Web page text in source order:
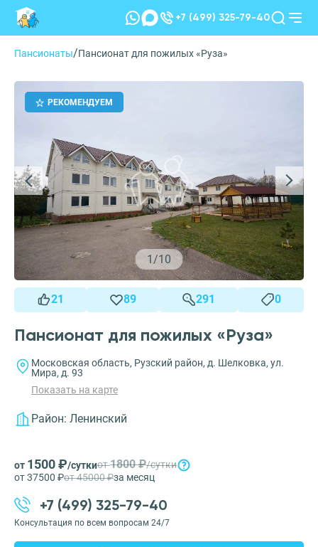
+7 (499) 325-79-40
Пансионаты/Пансионат для пожилых «Руза»
1 /10
РЕКОМЕНДУЕМ
21 89 291 0
Пансионат для пожилых «Руза»
Московская область, Рузский район, д. Шелковка, ул.
Мира, д. 93
Показать на карте
Район: Ленинский
от 1500 ₽/суткиот1800 ₽/сутки
от 37500 ₽от 45000 ₽за месяц
+7 (499) 325-79-40
Консультация по всем вопросам 24/7